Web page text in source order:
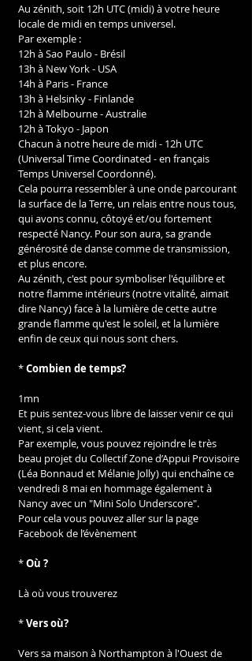
Au zénith, soit 12h UTC (midi) à votre heure
locale de midi en temps universel.
Par exemple :
12h à Sao Paulo - Brésil
13h à New York - USA
14h à Paris - France
13h à Helsinky - Finlande
12h à Melbourne - Australie
12h à Tokyo - Japon
Chacun à notre heure de midi - 12h UTC
(Universal Time Coordinated - en français
Temps Universel Coordonné).
Cela pourra ressembler à une onde parcourant
la surface de la Terre, un relais entre nous tous,
qui avons connu, côtoyé et/ou fortement
respecté Nancy. Pour son aura, sa grande
générosité de danse comme de transmission,
et plus encore.
Au zénith, c'est pour symboliser l'équilibre et
notre flamme intérieurs (notre vitalité, aimait
dire Nancy) face à la lumière de cette autre
grande flamme qu'est le soleil, et la lumière
enfin de ceux qui nous sont chers.
* Combien de temps?
1mn
Et puis sentez-vous libre de laisser venir ce qui
vient, si cela vient.
Par exemple, vous pouvez rejoindre le très
beau projet du Collectif Zone d’Appui Provisoire
(Léa Bonnaud et Mélanie Jolly) qui enchaîne ce
vendredi 8 mai en hommage également à
Nancy avec un "Mini Solo Underscore".
Pour cela vous pouvez aller sur la page
Facebook de l’évènement
* Où ?
Là où vous trouverez
* Vers où?
Vers sa maison à Northampton à l'Ouest de